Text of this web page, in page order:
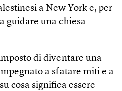
a New York e, per
guidare una chiesa
di diventare una
a sfatare miti e a
cosa significa essere